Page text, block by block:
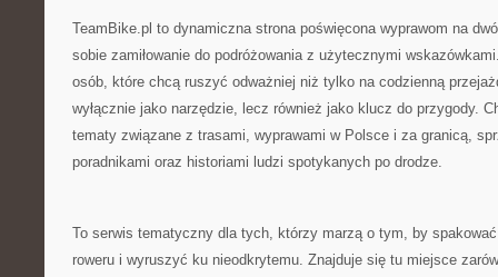
TeamBike.pl to dynamiczna strona poświęcona wyprawom na
sobie zamiłowanie do podróżowania z użytecznymi
osób, które chcą ruszyć odważniej niż tylko na codzienną
wyłącznie jako narzędzie, lecz również jako klucz do przygody.
tematy związane z trasami, wyprawami w Polsce i za granicą,
poradnikami oraz historiami ludzi spotykanych po drodze.
To serwis tematyczny dla tych, którzy marzą o tym, by
roweru i wyruszyć ku nieodkrytemu. Znajduje się tu miejsce